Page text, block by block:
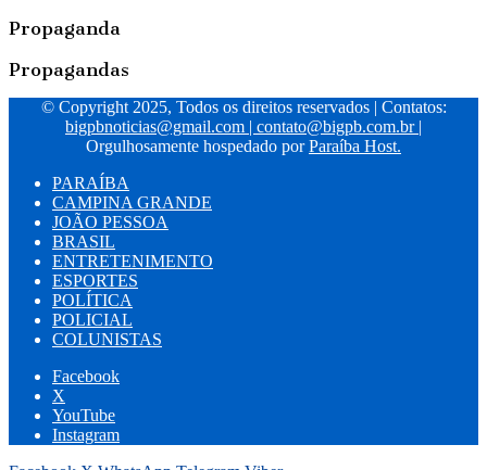
Propaganda
Propagandas
© Copyright 2025, Todos os direitos reservados | Contatos:
bigpbnoticias@gmail.com
contato@bigpb.com.br
Orgulhosamente hospedado porParaíba Host.
PARAÍBA
CAMPINA GRANDE
JOÃO PESSOA
BRASIL
ENTRETENIMENTO
ESPORTES
POLÍTICA
POLICIAL
COLUNISTAS
Facebook
X
YouTube
Instagram